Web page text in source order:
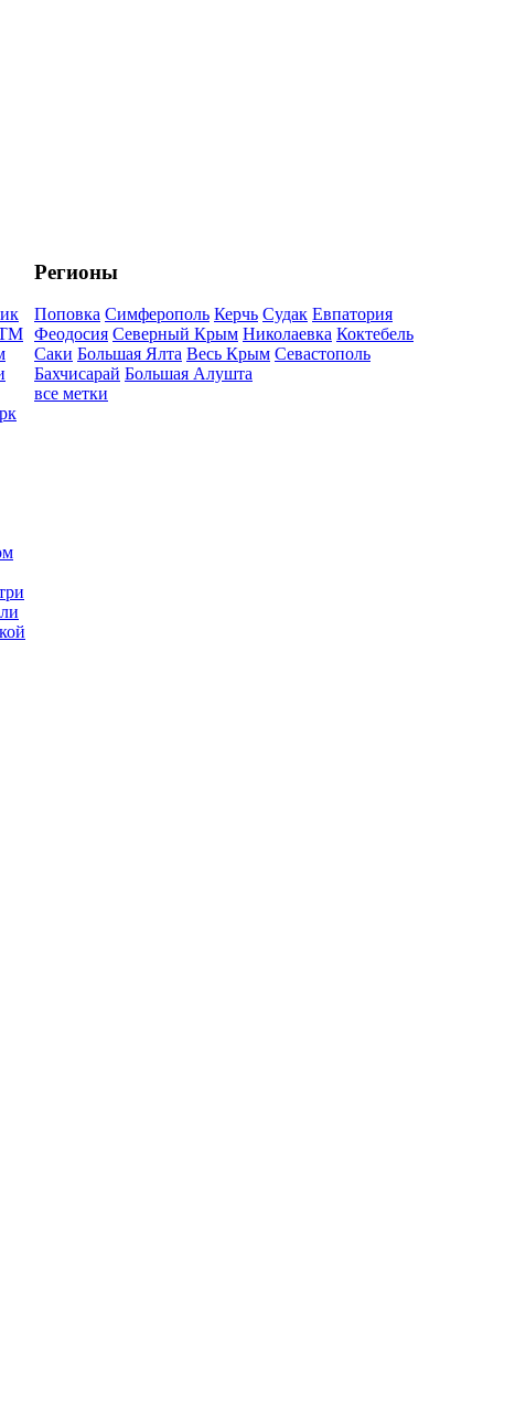
ТМ
Регионы
Поповка Симферополь Керчь Судак Евпатория
Феодосия Северный Крым Николаевка Коктебель
Саки Большая Ялта Весь Крым Севастополь
Бахчисарай Большая Алушта
все метки